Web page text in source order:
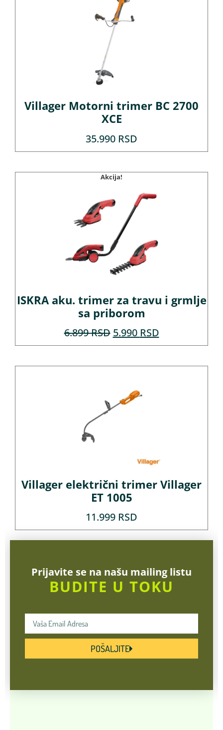
Villager Motorni trimer BC 2700
XCE
35.990 RSD
Akcija!
ISKRA aku. trimer za travu i grmlje
sa priborom
6.899RSD 5.990 RSD
Villager električni trimer Villager
ET 1005
11.999 RSD
Prijavite se na našu mailing listu
BUDITE U TOKU
POŠALJITE